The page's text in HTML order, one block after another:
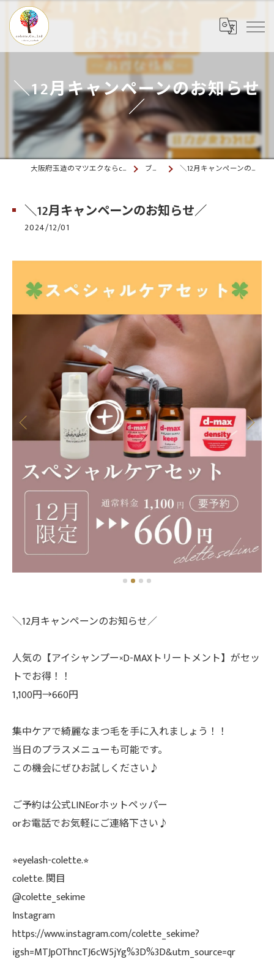
＼12月キャンペーンのお知らせ
／
大阪府玉造のマツエクならcolette. 玉造 ブログ ＼12月キャンペーンのお知らせ／
＼12月キャンペーンのお知らせ／
2024/12/01
＼12月キャンペーンのお知らせ／
人気の【アイシャンプー×D-MAXトリートメント】がセッ
トでお得！！
1,100円→660円
集中ケアで綺麗なまつ毛を手に入れましょう！！
当日のプラスメニューも可能です。
この機会にぜひお試しください♪
ご予約は公式LINEorホットペッパー
orお電話でお気軽にご連絡下さい♪
⭐︎eyelash-colette.⭐︎
colette. 関目
@colette_sekime
Instagram
https://www.instagram.com/colette_sekime?
igsh=MTJpOThncTJ6cW5jYg%3D%3D&utm_source=qr